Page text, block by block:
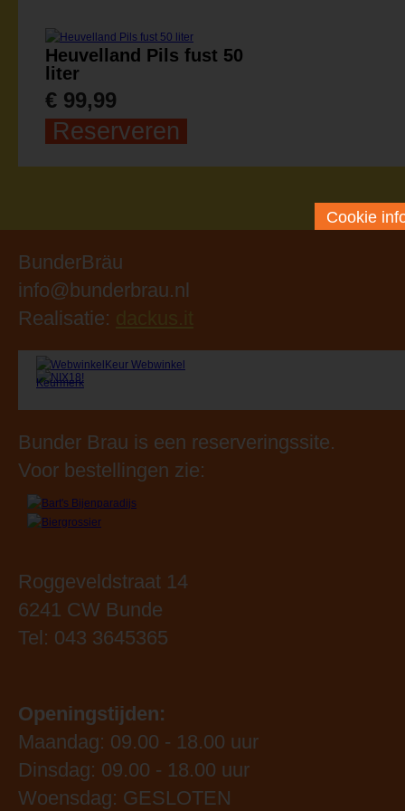
Heuvelland Pils fust 50
liter
€ 99,99
Reserveren
Cookie
BunderBräu
info@bunderbrau.nl
Realisatie:
Bunder Brau is een reserveringssite.
Voor bestellingen zie:
Roggeveldstraat 14
6241 CW Bunde
Tel: 043 3645365
Openingstijden:
Maandag: 09.00 - 18.00 uur
Dinsdag: 09.00 - 18.00 uur
Woensdag: GESLOTEN